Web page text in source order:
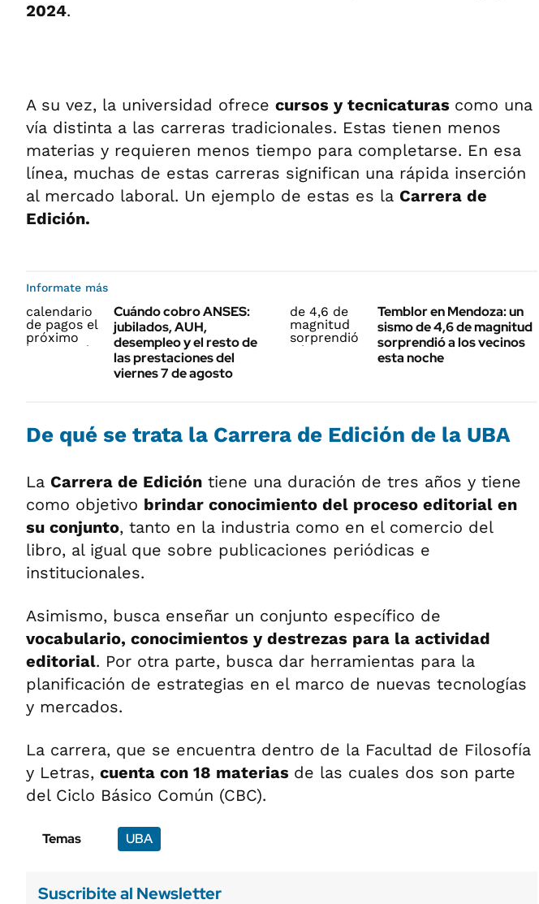
2024.
A su vez, la universidad ofrece cursos y tecnicaturas como una
vía distinta a las carreras tradicionales. Estas tienen menos
materias y requieren menos tiempo para completarse. En esa
línea, muchas de estas carreras significan una rápida inserción
al mercado laboral. Un ejemplo de estas es la Carrera de
Edición.
Informate más
Cuándo cobro ANSES:
jubilados, AUH,
desempleo y el resto de
las prestaciones del
viernes 7 de agosto
Temblor en Mendoza: un
sismo de 4,6 de magnitud
sorprendió a los vecinos
esta noche
De qué se trata la Carrera de Edición de la UBA
La Carrera de Edición tiene una duración de tres años y tiene
como objetivo brindar conocimiento del proceso editorial en
su conjunto, tanto en la industria como en el comercio del
libro, al igual que sobre publicaciones periódicas e
institucionales.
Asimismo, busca enseñar un conjunto específico de
vocabulario, conocimientos y destrezas para la actividad
editorial. Por otra parte, busca dar herramientas para la
planificación de estrategias en el marco de nuevas tecnologías
y mercados.
La carrera, que se encuentra dentro de la Facultad de Filosofía
y Letras, cuenta con 18 materias de las cuales dos son parte
del Ciclo Básico Común (CBC).
Temas UBA
Suscribite al Newsletter